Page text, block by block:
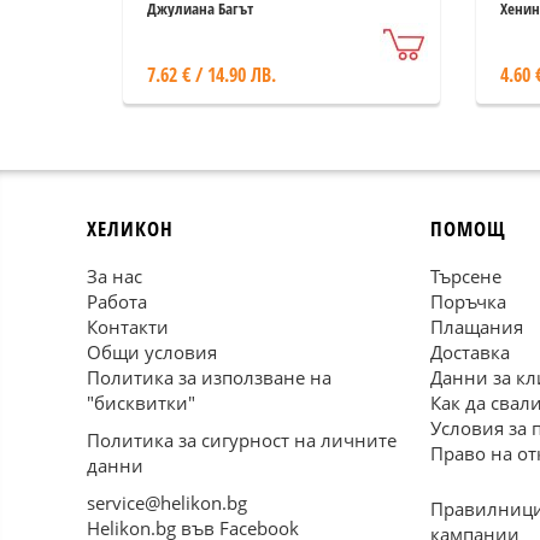
Джулиана Багът
7.62 € / 14.90 ЛВ. 4.60
ХЕЛИКОН
За нас
Работа
Контакти
Общи условия
Политика за използване на
"бисквитки"
Политика за сигурност на личните
данни
service@helikon.bg
Helikon.bg във Facebook
ПОМОЩ
Търсене
Поръчка
Плащания
Доставка
Данни за
Как да
Условия за
Право на
кампании